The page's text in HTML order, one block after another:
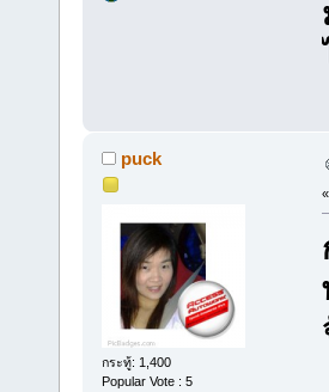
puck
กระทู้: 1,400
Popular Vote : 5
«